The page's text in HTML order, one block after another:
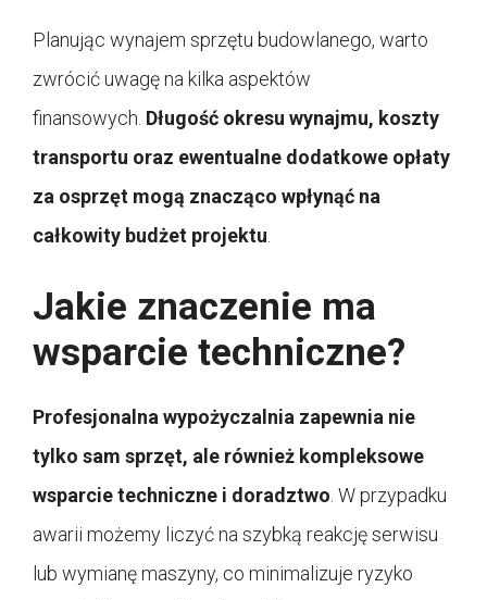
Planując wynajem sprzętu budowlanego, warto
zwrócić uwagę na kilka aspektów
finansowych. Długość okresu wynajmu, koszty
transportu oraz ewentualne dodatkowe opłaty
za osprzęt mogą znacząco wpłynąć na
całkowity budżet projektu.
Jakie znaczenie ma
wsparcie techniczne?
Profesjonalna wypożyczalnia zapewnia nie
tylko sam sprzęt, ale również kompleksowe
wsparcie techniczne i doradztwo. W przypadku
awarii możemy liczyć na szybką reakcję serwisu
lub wymianę maszyny, co minimalizuje ryzyko